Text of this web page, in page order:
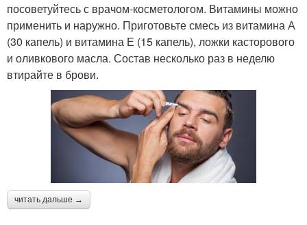
посоветуйтесь с врачом-косметологом. Витамины можно
применить и наружно. Приготовьте смесь из витамина А
(30 капель) и витамина Е (15 капель), ложки касторового
и оливкового масла. Состав несколько раз в неделю
втирайте в брови.
читать дальше →